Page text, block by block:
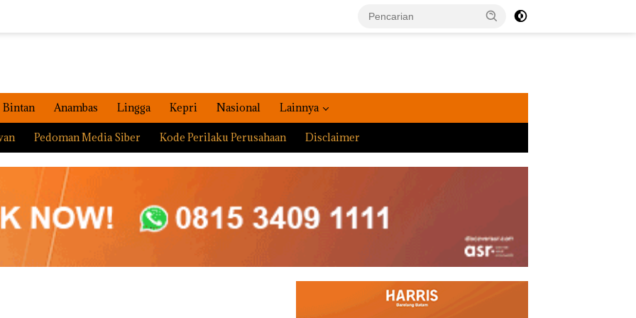
Bintan Anambas Lingga Kepri Nasional Lainnya
Pedoman Media Siber Kode Perilaku Perusahaan Disclaimer